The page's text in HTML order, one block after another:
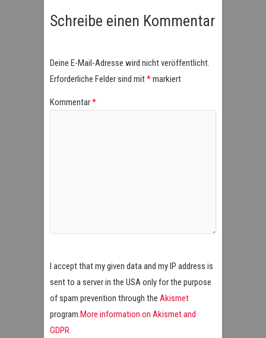
Schreibe einen Kommentar
Deine E-Mail-Adresse wird nicht veröffentlicht.
Erforderliche Felder sind mit*markiert
Kommentar*
I accept that my given data and my IP address is
sent to a server in the USA only for the purpose
of spam prevention through the Akismet
program.More information on Akismet and
GDPR.